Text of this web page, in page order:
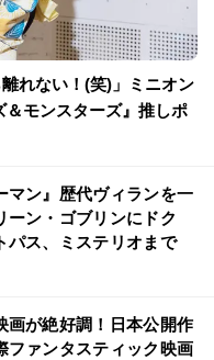
れない！(笑)」ミニオン
モンスターズ』推しポ
マン』歴代ヴィランを一
ーン・ゴブリンにドク
パス、ミステリオまで
画が絶好調！日本公開作
ファンタスティック映画